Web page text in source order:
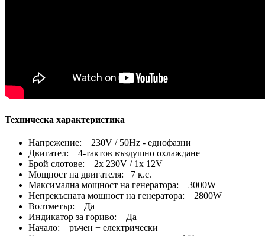
Техническа характеристика
Напрежение: 230V / 50Hz - еднофазни
Двигател: 4-тактов въздушно охлаждане
Брой слотове: 2x 230V / 1x 12V
Мощност на двигателя: 7 к.с.
Максимална мощност на генератора: 3000W
Непрекъсната мощност на генератора: 2800W
Волтметър: Да
Индикатор за гориво: Да
Начало: ръчен + електрически